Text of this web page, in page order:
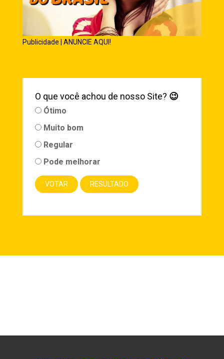
Publicidade | ANUNCIE AQUI!
O que você achou de nosso Site? 😉
Ótimo
Muito bom
Regular
Pode melhorar